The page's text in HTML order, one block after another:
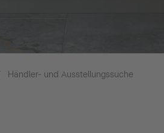
Händler- und Ausstellungssuche